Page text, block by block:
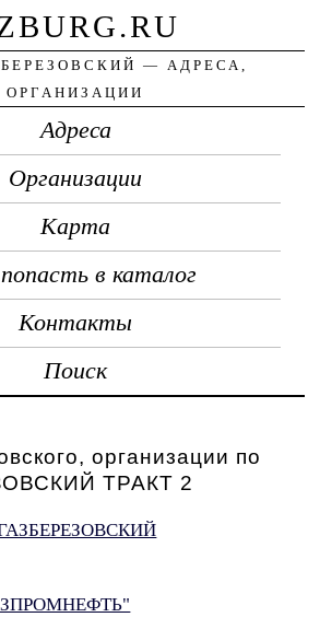
— АДРЕСА,
ОРГАНИЗАЦИИ
Адреса
Организации
Карта
в каталог
Контакты
Поиск
организации по
ТРАКТ 2